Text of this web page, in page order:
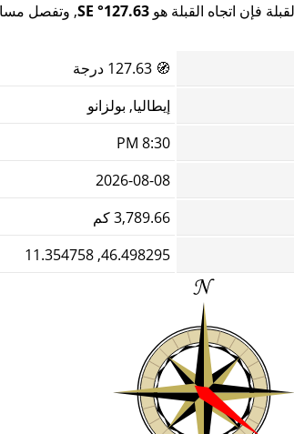
فإن اتجاه القبلة هو 127.63° SE
, وتفصل
🧭
إيطاليا, بولزانو
8:30 PM
2026-08-08
3,789.66 كم
46.498295, 11.354758